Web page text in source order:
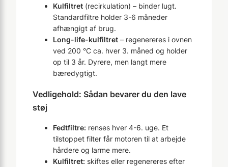
Kulfiltret (recirkulation) – binder lugt.
Standardfiltre holder 3-6 måneder
afhængigt af brug.
Long-life-kulfiltret – regenereres i ovnen
ved 200 °C ca. hver 3. måned og holder
op til 3 år. Dyrere, men langt mere
bæredygtigt.
Vedligehold: Sådan bevarer du den lave
støj
Fedtfiltre: renses hver 4-6. uge. Et
tilstoppet filter får motoren til at arbejde
hårdere og larme mere.
Kulfiltret: skiftes eller regenereres efter